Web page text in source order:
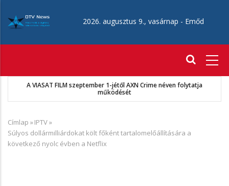
tartalomra
2026. augusztus 9., vasárnap - Emőd
MKSZ-Sport TV megállapodás
Morzsa
Címlap »IPTV»
Súlyos dollármilliárdokat költ főként tartalomelőállítására a
következő nyolc évben a Netflix